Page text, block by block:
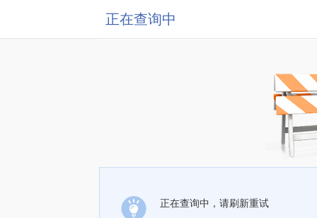
正在查询中
正在查询中，请刷新重试